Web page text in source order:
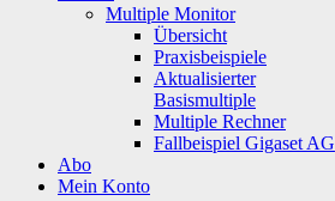
Multiple Monitor
Übersicht
Praxisbeispiele
Aktualisierter
Basismultiple
Multiple Rechner
Fallbeispiel Gigaset AG
Abo
Mein Konto